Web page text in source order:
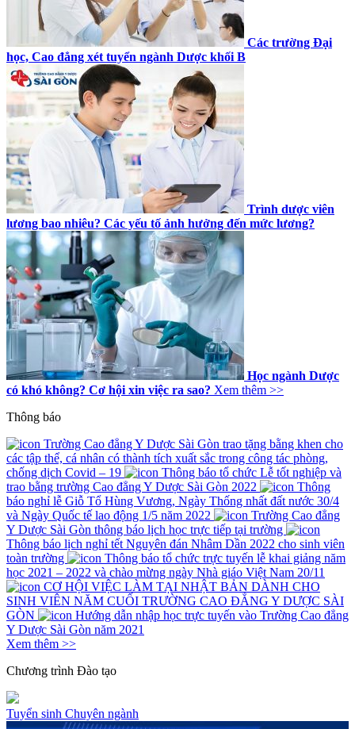
Các trường Đại
học, Cao đẳng xét tuyển ngành Dược khối B
Trình dược viên
lương bao nhiêu? Các yếu tố ảnh hưởng đến mức lương?
Học ngành Dược
có khó không? Cơ hội xin việc ra sao? Xem thêm >>
Thông báo
Trường Cao đẳng Y Dược Sài Gòn trao tặng bằng khen cho
các tập thể, cá nhân có thành tích xuất sắc trong công tác phòng,
chống dịch Covid – 19
Thông báo tổ chức Lễ tốt nghiệp và
trao bằng trường Cao đẳng Y Dược Sài Gòn 2022
Thông
báo nghỉ lễ Giỗ Tổ Hùng Vương, Ngày Thống nhất đất nước 30/4
và Ngày Quốc tế lao động 1/5 năm 2022
Trường Cao đẳng
Y Dược Sài Gòn thông báo lịch học trực tiếp tại trường
Thông báo lịch nghỉ tết Nguyên đán Nhâm Dần 2022 cho sinh viên
toàn trường
Thông báo tổ chức trực tuyến lễ khai giảng năm
học 2021 – 2022 và chào mừng ngày Nhà giáo Việt Nam 20/11
CƠ HỘI VIỆC LÀM TẠI NHẬT BẢN DÀNH CHO
SINH VIÊN NĂM CUỐI TRƯỜNG CAO ĐẲNG Y DƯỢC SÀI
GÒN
Hướng dẫn nhập học trực tuyến vào Trường Cao đẳng
Y Dược Sài Gòn năm 2021
Xem thêm >>
Chương trình Đào tạo
Tuyển sinh Chuyên ngành